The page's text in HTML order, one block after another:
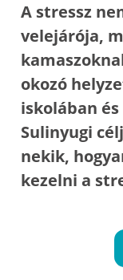
A stressz
velejárója,
okozó
iskolában
Sulinyugi
nekik,
kezelni a